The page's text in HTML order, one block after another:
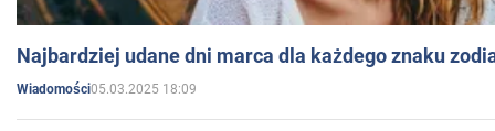
Najbardziej udane dni marca dla każdego znaku
Wiadomości05.03.2025 18:09